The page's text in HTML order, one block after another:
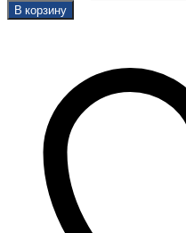
В корзину